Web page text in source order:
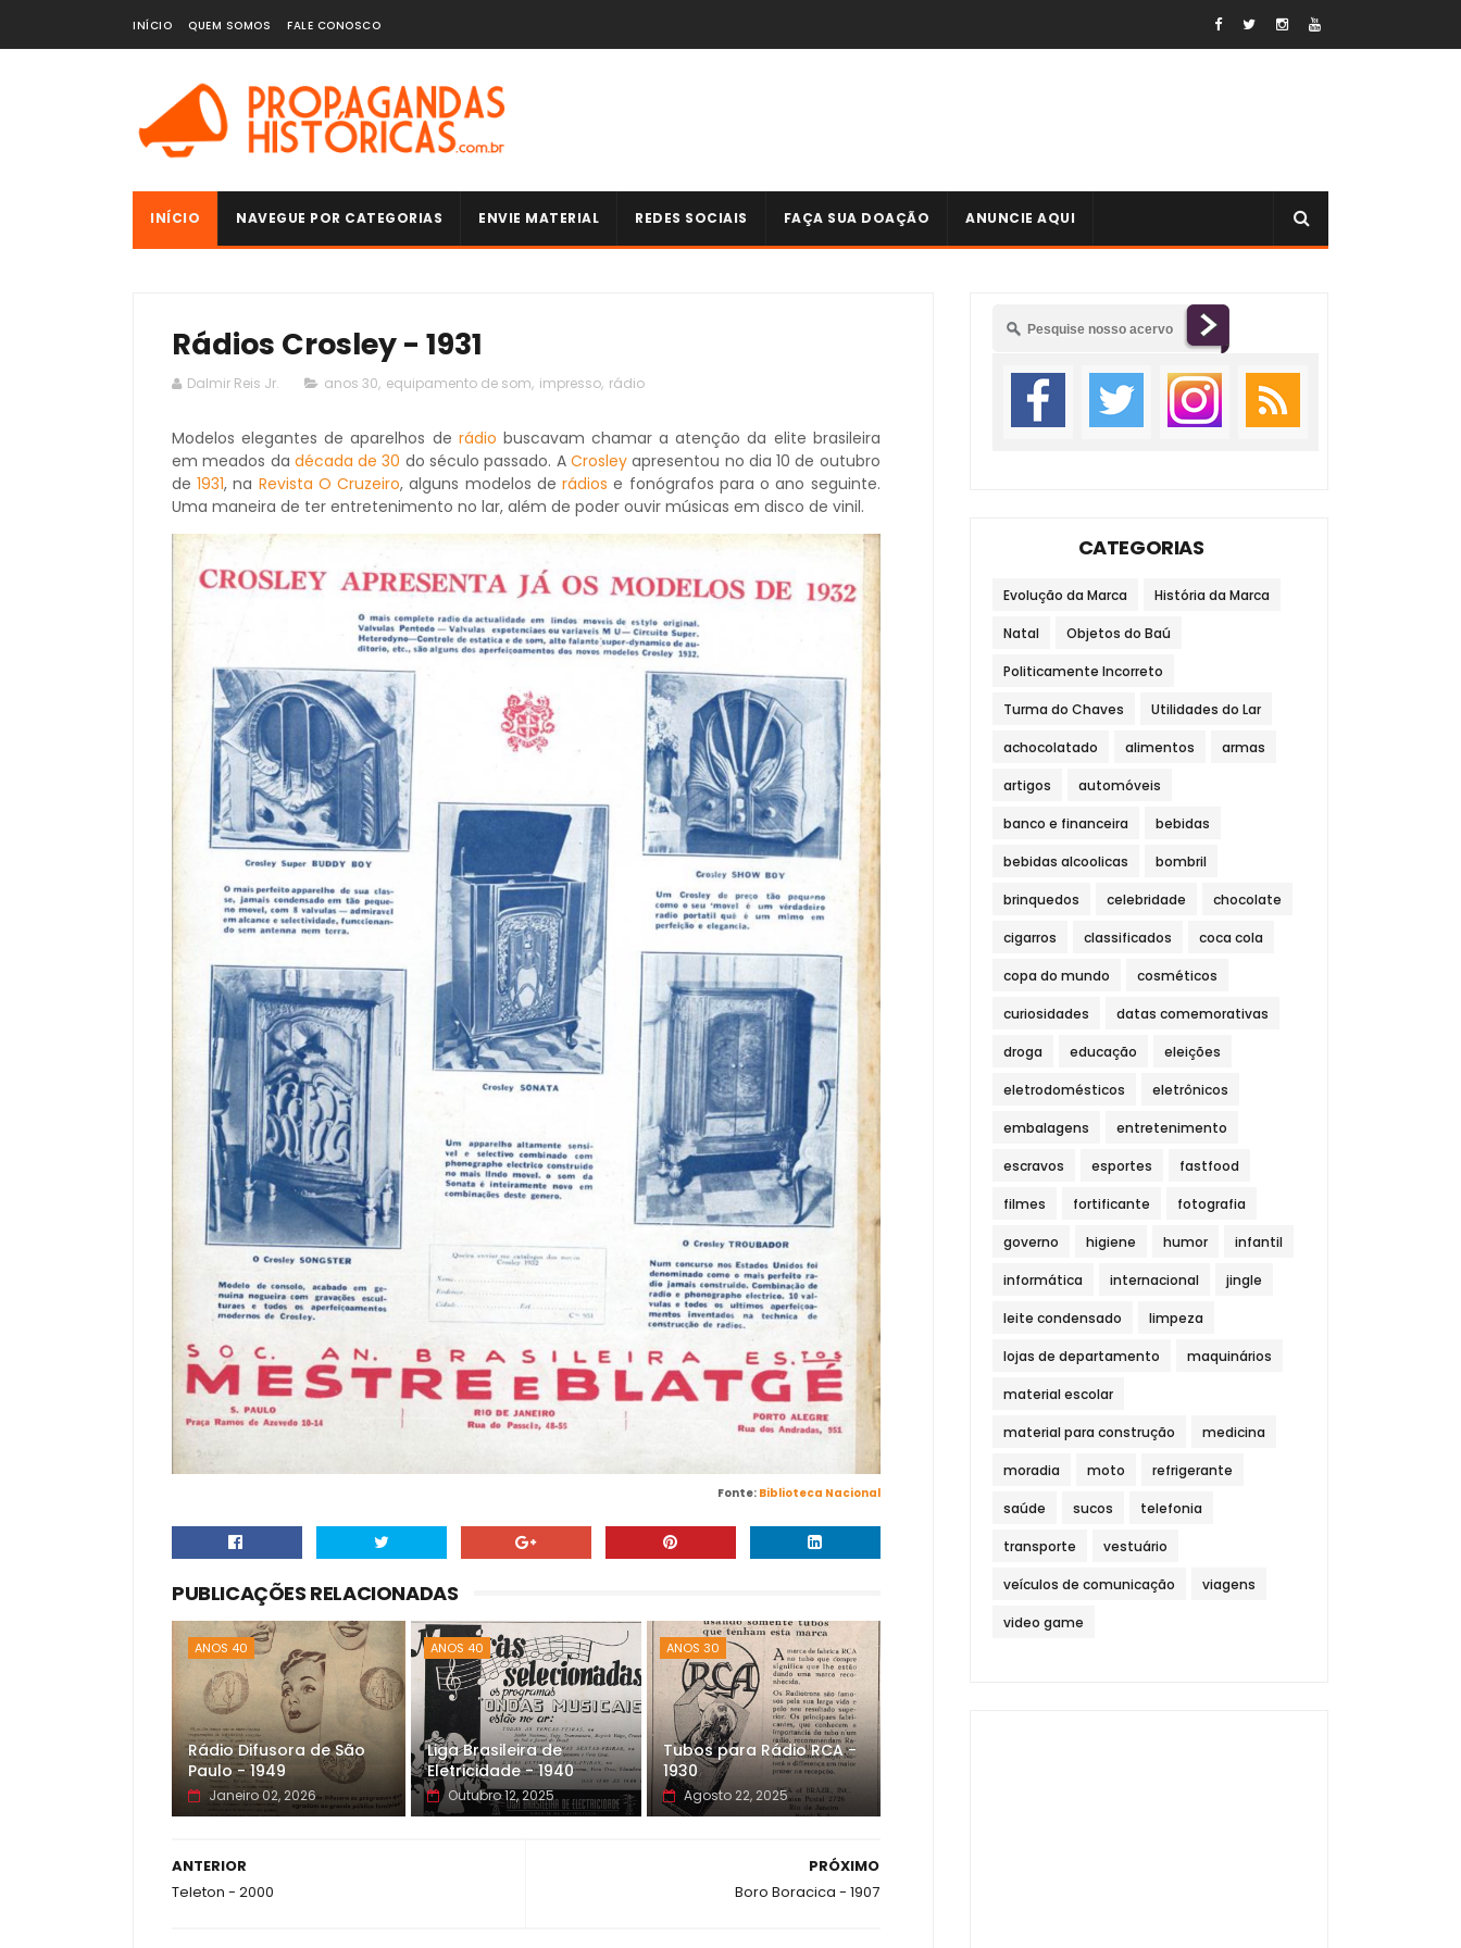
INÍCIO QUEM SOMOS FALE CONOSCO
INÍCIO NAVEGUE POR CATEGORIAS ENVIE MATERIAL REDES SOCIAIS FAÇA SUA DOAÇÃO ANUNCIE AQUI
Rádios Crosley - 1931
Dalmir Reis Jr. anos 30, equipamento de som, impresso, rádio
Modelos elegantes de aparelhos de rádio buscavam chamar a atenção da elite brasileira
em meados da década de 30 do século passado. A Crosleyapresentou no dia 10 de outubro
de1931, na Revista O Cruzeiro, alguns modelos derádios e fonógrafos para o ano seguinte.
Uma maneira de ter entretenimento no lar, além de poder ouvir músicas em disco de vinil.
Fonte: Biblioteca Nacional
PUBLICAÇÕES RELACIONADAS
ANOS 40
Rádio Difusora de São
Paulo - 1949
Janeiro 02, 2026
ANOS 40
Liga Brasileira de
Eletricidade - 1940
Outubro 12, 2025
ANOS 30
Tubos para Rádio RCA -
1930
Agosto 22, 2025
PRÓXIMO
Boro Boracica - 1907
ANTERIOR
Teleton - 2000
CATEGORIAS
Evolução da Marca História da Marca
Natal Objetos do Baú
Politicamente Incorreto
Turma do Chaves Utilidades do Lar
achocolatado alimentos armas
artigos automóveis
banco e financeira bebidas
bebidas alcoolicas bombril
brinquedos celebridade chocolate
cigarros classificados coca cola
copa do mundo cosméticos
curiosidades datas comemorativas
droga educação eleições
eletrodomésticos eletrônicos
embalagens entretenimento
escravos esportes fastfood
filmes fortificante fotografia
governo higiene humor infantil
informática internacional jingle
leite condensado limpeza
lojas de departamento maquinários
material escolar
material para construção medicina
moradia moto refrigerante
saúde sucos telefonia
transporte vestuário
veículos de comunicação viagens
video game